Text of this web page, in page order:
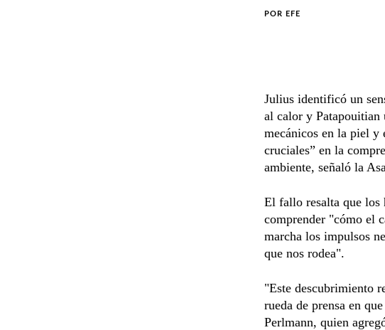
POR EFE
Julius identificó un
al calor y Patapouitian
mecánicos en la piel y
cruciales” en la
ambiente, señaló la
El fallo resalta que los
comprender "cómo el
marcha los impulsos
que nos rodea".
"Este descubrimiento
rueda de prensa en
Perlmann, quien